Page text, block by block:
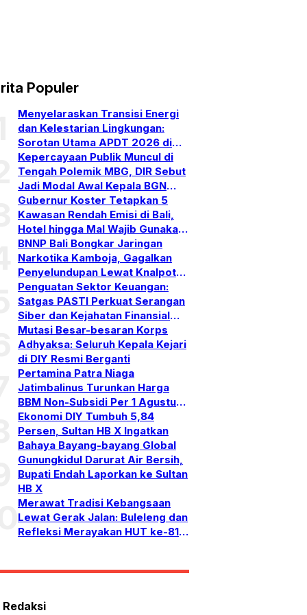
Populer
Menyelaraskan Transisi Energi
dan Kelestarian Lingkungan:
Sorotan Utama APDT 2026 di
Bali
Kepercayaan Publik Muncul di
Tengah Polemik MBG, DIR Sebut
Jadi Modal Awal Kepala BGN
Baru
Gubernur Koster Tetapkan 5
Kawasan Rendah Emisi di Bali,
Hotel hingga Mal Wajib Gunakan
PLTS Atap
BNNP Bali Bongkar Jaringan
Narkotika Kamboja, Gagalkan
Penyelundupan Lewat Knalpot
Bekas
Penguatan Sektor Keuangan:
Satgas PASTI Perkuat Serangan
Siber dan Kejahatan Finansial
Lintas Yurisdiksi
Mutasi Besar-besaran Korps
Adhyaksa: Seluruh Kepala Kejari
di DIY Resmi Berganti
Pertamina Patra Niaga
Jatimbalinus Turunkan Harga
BBM Non-Subsidi Per 1 Agustus
2026
Ekonomi DIY Tumbuh 5,84
Persen, Sultan HB X Ingatkan
Bahaya Bayang-bayang Global
Gunungkidul Darurat Air Bersih,
Bupati Endah Laporkan ke Sultan
HB X
Merawat Tradisi Kebangsaan
Lewat Gerak Jalan: Buleleng dan
Refleksi Merayakan HUT ke-81